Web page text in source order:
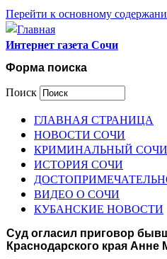
Перейти к основному
Интернет газета Сочи
Форма поиска
Поиск
ГЛАВНАЯ СТРАНИЦА
НОВОСТИ СОЧИ
КРИМИНАЛЬНЫЙ СОЧИ
ИСТОРИЯ СОЧИ
ВИДЕО О СОЧИ
КУБАНСКИЕ НОВОСТИ
Суд огласил приговор
Краснодарского края Анне